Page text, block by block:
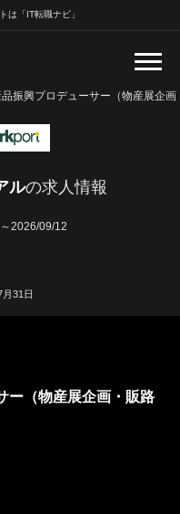
は「IT転職ナビ」
品振興プロデューサー（物産展企
ルの求人情報
2026/09/12
31日
ー（物産展企画・販路